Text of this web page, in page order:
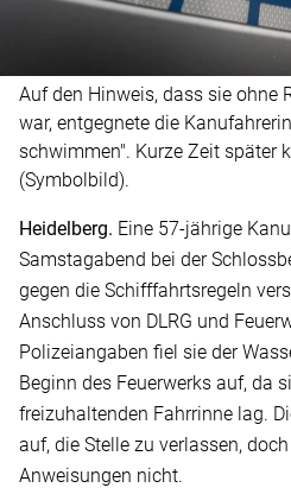
Auf den Hinweis, dass sie ohne
war, entgegnete die
schwimmen". Kurze Zeit später
(Symbolbild).
Heidelberg. Eine 57-jährige
Samstagabend bei der
gegen die Schifffahrtsregeln
Anschluss von DLRG und
Polizeiangaben fiel sie der
Beginn des Feuerwerks auf, da
freizuhaltenden Fahrrinne lag.
auf, die Stelle zu verlassen,
Anweisungen nicht.